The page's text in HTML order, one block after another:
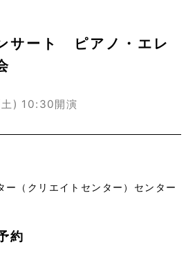
サート ピアノ・エレ
) 10:30開演
ー（クリエイトセンター）センター
約